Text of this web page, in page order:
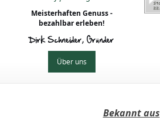
Meisterhaften Genuss -
bezahlbar erleben!
Dirk Schneider, Gründer
Über uns
Bekannt aus